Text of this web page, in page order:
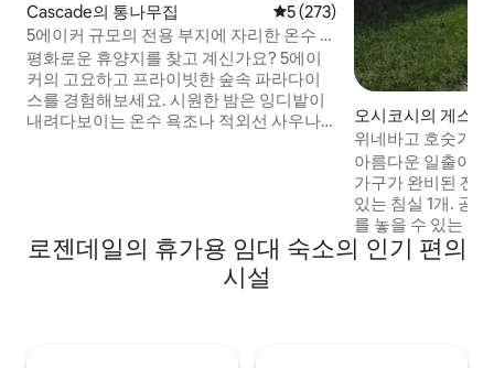
Cascade의 통나무집 평점 5점(5점 만점), 후기 273
5 (273)
5에이커 규모의 전용 부지에 자리한 온수 욕
조와 사우나
평화로운 휴양지를 찾고 계신가요? 5에이
커의 고요하고 프라이빗한 숲속 파라다이
스를 경험해보세요. 시원한 밤은 잉디밭이
내려다보이는 온수 욕조나 적외선 사우나
한 스모어를 만들어보세요. 1분 거리에 있는
SoLu 와이너리에서 휴식을 취해보세요. 로
드 아메리카, 케틀 모레인 주립 숲, 던디 근
오시코시의 게스트
위네바고 호숫가
아름다운 일출이
가구가 완비된 전
있는 침실 1개. 공
를 놓을 수 있는 공
즈 에어 매트리스
실 1개, 식사 공간
로젠데일의 휴가용 임대 숙소의 인기 편의
시설